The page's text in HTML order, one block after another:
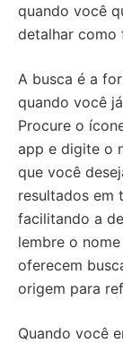
quando você
detalhar como
A busca é a
quando você
Procure o
app e digite o
que você
resultados em
facilitando a
lembre o
oferecem
origem para
Quando você